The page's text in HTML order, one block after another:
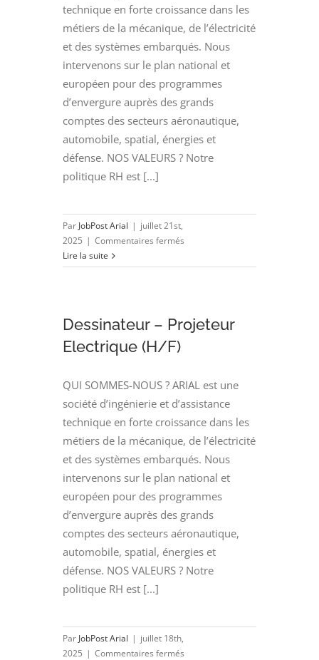
technique en forte croissance dans les
métiers de la mécanique, de l’électricité
et des systèmes embarqués. Nous
intervenons sur le plan national et
européen pour des programmes
d’envergure auprès des grands
comptes des secteurs aéronautique,
automobile, spatial, énergies et
défense. NOS VALEURS ? Notre
politique RH est [...]
Par JobPost Arial | juillet 21st,
2025 | Commentaires fermés
PROJETEUR
Lire la suite
Dessinateur – Projeteur
Electrique (H/F)
QUI SOMMES-NOUS ? ARIAL est une
société d’ingénierie et d’assistance
technique en forte croissance dans les
métiers de la mécanique, de l’électricité
et des systèmes embarqués. Nous
intervenons sur le plan national et
européen pour des programmes
d’envergure auprès des grands
comptes des secteurs aéronautique,
automobile, spatial, énergies et
défense. NOS VALEURS ? Notre
politique RH est [...]
Par JobPost Arial | juillet 18th,
2025 | Commentaires fermés